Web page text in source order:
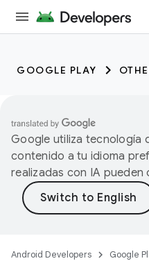
GOOGLE PLAY
Google utiliza tecnología
contenido a tu idioma
realizadas con IA pueden
Android Developers Google